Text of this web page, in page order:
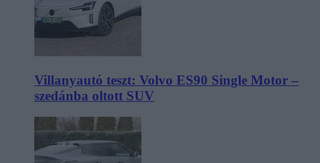
Villanyautó teszt: Volvo ES90 Single Motor –
szedánba oltott SUV